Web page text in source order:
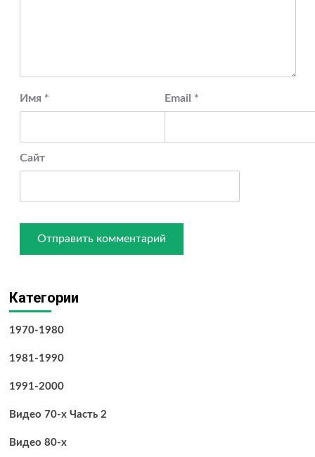
Имя * Email *
Сайт
Категории
1970-1980
1981-1990
1991-2000
Видео 70-х Часть 2
Видео 80-х